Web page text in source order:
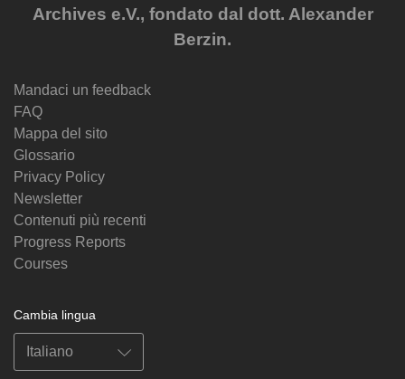
Archives e.V., fondato dal dott. Alexander
Berzin.
Mandaci un feedback
FAQ
Mappa del sito
Glossario
Privacy Policy
Newsletter
Contenuti più recenti
Progress Reports
Courses
Cambia lingua